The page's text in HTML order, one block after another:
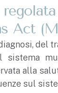
Act
del
alla
sul